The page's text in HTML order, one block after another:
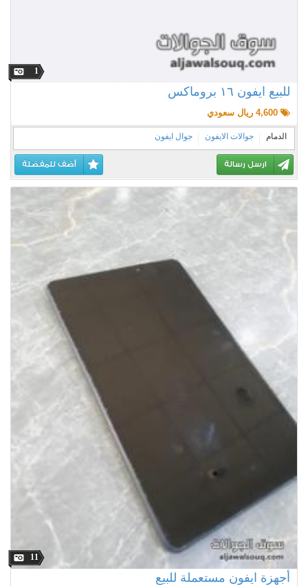
1
للبيع ايفون ١٦ بروماكس
الدمام جوالات الايفون جوال ايفون
ارسل رسالة أضف للمفضلة
11
أجهزة ايفون مستعملة للبيع